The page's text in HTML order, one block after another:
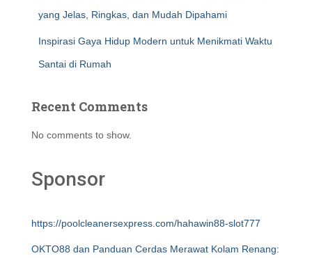
yang Jelas, Ringkas, dan Mudah Dipahami
Inspirasi Gaya Hidup Modern untuk Menikmati Waktu
Santai di Rumah
Recent Comments
No comments to show.
Sponsor
https://poolcleanersexpress.com/hahawin88-slot777
OKTO88 dan Panduan Cerdas Merawat Kolam Renang: